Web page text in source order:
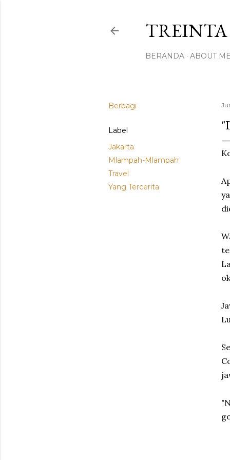
BERANDA ABOUT
Berbagi
Label
Jakarta
Mlampah-Mlampah
Travel
Yang Tercerita